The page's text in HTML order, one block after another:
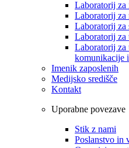
Laboratorij za
Laboratorij
Laboratorij za
Laboratorij za
Laboratorij za
komunikacije
Imenik zaposlenih
Medijsko središče
Kontakt
Uporabne povezave
Stik z nami
Poslanstvo in